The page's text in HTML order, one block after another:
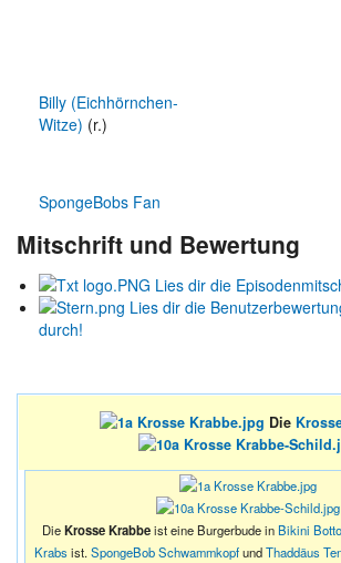
Billy (Eichhörnchen-
Witze) (r.)
SpongeBobs Fan
Mitschrift und Bewertung
Lies dir die
Lies dir die
durch!
Die
DieKrosse Krabbeist eine Burgerbude inBikini
Krabsist.SpongeBob SchwammkopfundThaddäus